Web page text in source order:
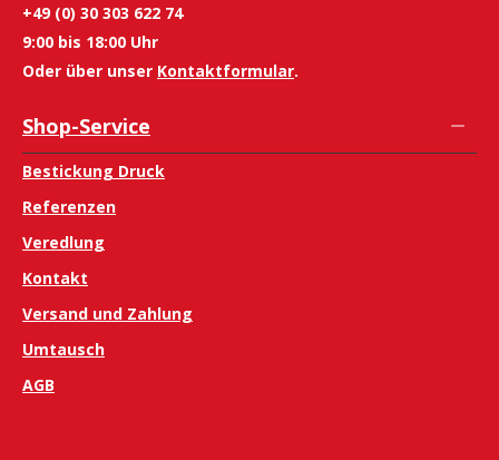
+49 (0) 30 303 622 74
9:00 bis 18:00 Uhr
Oder über unser Kontaktformular.
Shop-Service
Bestickung Druck
Referenzen
Veredlung
Kontakt
Versand und Zahlung
Umtausch
AGB